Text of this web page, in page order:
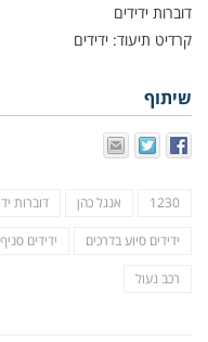
דוברות ידידים
קרדיט תיעוד: ידידים
שיתוף
1230 אנגל כהן דוברות
ידידים סיוע בדרכים ידידים
רכב נעול